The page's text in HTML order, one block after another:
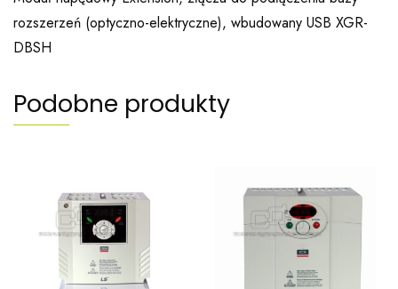
rozszerzeń (optyczno-elektryczne), wbudowany USB XGR-
DBSH
Podobne produkty